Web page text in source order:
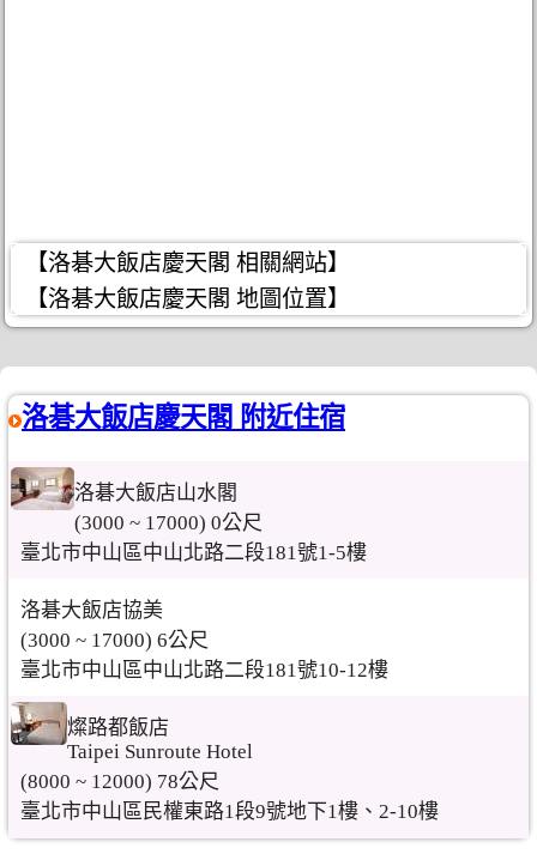
【洛碁大飯店慶天閣 相關網站】
【洛碁大飯店慶天閣 地圖位置】
洛碁大飯店慶天閣 附近住宿
洛碁大飯店山水閣
(3000 ~ 17000) 0公尺
臺北市中山區中山北路二段181號1-5樓
洛碁大飯店協美
(3000 ~ 17000) 6公尺
臺北市中山區中山北路二段181號10-12樓
燦路都飯店
Taipei Sunroute Hotel
(8000 ~ 12000) 78公尺
臺北市中山區民權東路1段9號地下1樓、2-10樓